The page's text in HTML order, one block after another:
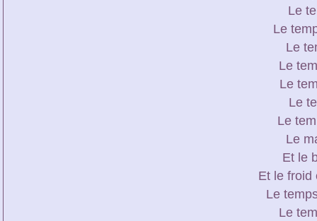
Le
Le
Le
Le
Le
Le
Le
Le
Et le
Et le froid
Le
Le